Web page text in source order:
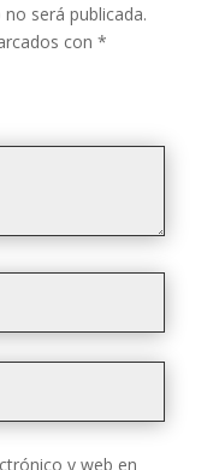
será publicada.
con *
y web en